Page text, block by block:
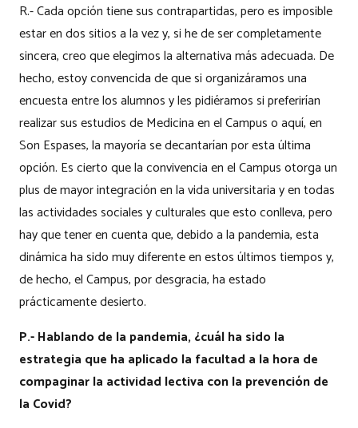
R.- Cada opción tiene sus contrapartidas, pero es imposible
estar en dos sitios a la vez y, si he de ser completamente
sincera, creo que elegimos la alternativa más adecuada. De
hecho, estoy convencida de que si organizáramos una
encuesta entre los alumnos y les pidiéramos si preferirían
realizar sus estudios de Medicina en el Campus o aquí, en
Son Espases, la mayoría se decantarían por esta última
opción. Es cierto que la convivencia en el Campus otorga un
plus de mayor integración en la vida universitaria y en todas
las actividades sociales y culturales que esto conlleva, pero
hay que tener en cuenta que, debido a la pandemia, esta
dinámica ha sido muy diferente en estos últimos tiempos y,
de hecho, el Campus, por desgracia, ha estado
prácticamente desierto.
P.- Hablando de la pandemia, ¿cuál ha sido la
estrategia que ha aplicado la facultad a la hora de
compaginar la actividad lectiva con la prevención de
la Covid?